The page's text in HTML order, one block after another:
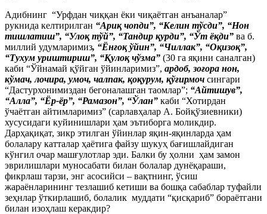
Адибнинг “Урфдан чиққан ёки чиқаётган анъаналар”
рукнида келтирилган “Ариқчопди”, “Келин тўсди”, “Нон
тишлатиш”, “Улоқтўй”, “Тандир қурди”, “Ўт ёқди” ва б.
миллий удумларимиз, “Ёнғоқўйин”, “Чиллак”, “Оқизоқ”,
“Тухум уриштириш”, “Қулоқчўзма” (30 га яқини саналган)
каби “Ўйнамай қўйган ўйинларимиз”, ардоб, зоғора нон,
кўмач, лочира, умоч, чалпак, қоқурум, қўғирмоч сингари
“Дастурхонимиздан бегоналашган таомлар”; “Айтишув”,
“Алла”, “Ёр-ёр”, “Рамазон”, “Ўлан” каби “Хотирдан
ўчаётган айтимларимиз” (сарлавҳалар А. Бойқўзиевники)
хусусидаги куйинишлари ҳам эътиборга моликдир.
Дарҳақиқат, зикр этилган ўйинлар яқин-яқинларда ҳам
болалару катталар ҳаётига файзу шукуҳ бағишлайдиган
кўнгил очар машғулотлар эди. Балки бу ҳолни ҳам замон
эврилишлари муносабати билан болалар дунёқараши,
фикрлаш тарзи, энг асосийси – вақтнинг, ўсиш
жараёнларининг тезлашиб кетиши ва бошқа сабаблар туфайли
зеҳнлар ўткирлашиб, болалик муддати “қисқариб” бораётгани
билан изоҳлаш керакдир?